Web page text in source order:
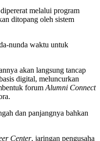
melalui program
ditopang oleh sistem
nunda waktu untuk
akan langsung tancap
digital, meluncurkan
forum Alumni Connect
dan panjangnya bahkan
Center, jaringan pengusaha